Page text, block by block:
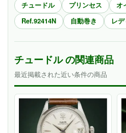
チュードル プリンセス
オ
Ref.92414N
自動巻き レ
チュードル の関連商品
最近掲載された近い条件の商品